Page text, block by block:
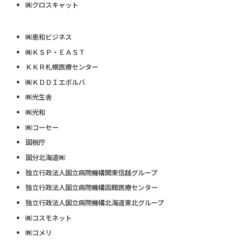
㈱クロスキャット
㈱恵和ビジネス
㈱ＫＳＰ・ＥＡＳＴ
ＫＫＲ札幌医療センター
㈱ＫＤＤＩエボルバ
㈱光生舎
㈱光和
㈱コーセー
国税庁
国分北海道㈱
独立行政法人国立病院機構関東信越グループ
独立行政法人国立病院機構函館医療センター
独立行政法人国立病院機構北海道東北グループ
㈱コスモネット
㈱コメリ